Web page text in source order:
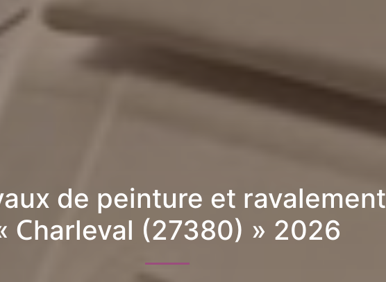
de peinture et ravalement
Charleval (27380) » 2026